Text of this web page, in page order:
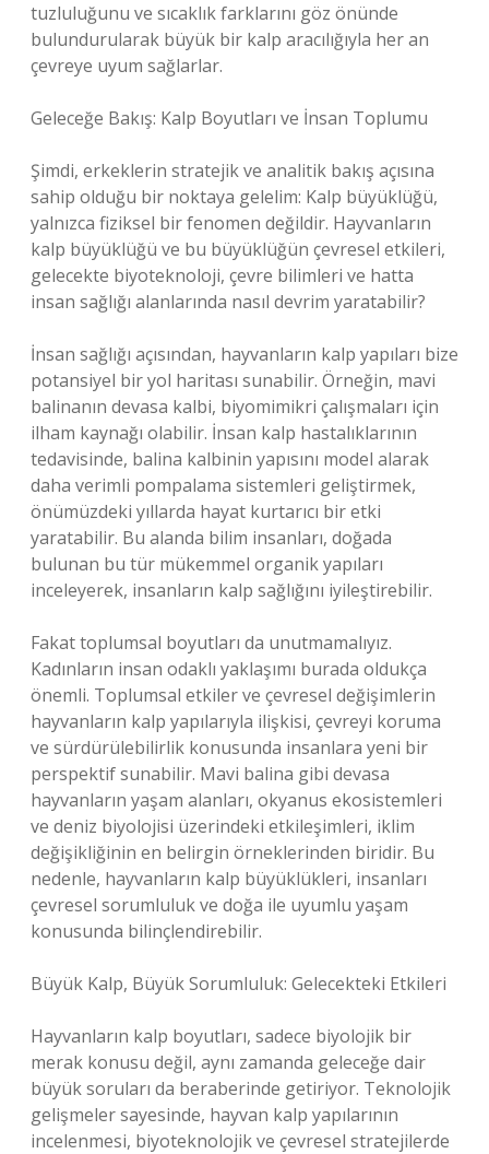
tuzluluğunu ve sıcaklık farklarını göz önünde
bulundurularak büyük bir kalp aracılığıyla her an
çevreye uyum sağlarlar.
Geleceğe Bakış: Kalp Boyutları ve İnsan Toplumu
Şimdi, erkeklerin stratejik ve analitik bakış açısına
sahip olduğu bir noktaya gelelim: Kalp büyüklüğü,
yalnızca fiziksel bir fenomen değildir. Hayvanların
kalp büyüklüğü ve bu büyüklüğün çevresel etkileri,
gelecekte biyoteknoloji, çevre bilimleri ve hatta
insan sağlığı alanlarında nasıl devrim yaratabilir?
İnsan sağlığı açısından, hayvanların kalp yapıları bize
potansiyel bir yol haritası sunabilir. Örneğin, mavi
balinanın devasa kalbi, biyomimikri çalışmaları için
ilham kaynağı olabilir. İnsan kalp hastalıklarının
tedavisinde, balina kalbinin yapısını model alarak
daha verimli pompalama sistemleri geliştirmek,
önümüzdeki yıllarda hayat kurtarıcı bir etki
yaratabilir. Bu alanda bilim insanları, doğada
bulunan bu tür mükemmel organik yapıları
inceleyerek, insanların kalp sağlığını iyileştirebilir.
Fakat toplumsal boyutları da unutmamalıyız.
Kadınların insan odaklı yaklaşımı burada oldukça
önemli. Toplumsal etkiler ve çevresel değişimlerin
hayvanların kalp yapılarıyla ilişkisi, çevreyi koruma
ve sürdürülebilirlik konusunda insanlara yeni bir
perspektif sunabilir. Mavi balina gibi devasa
hayvanların yaşam alanları, okyanus ekosistemleri
ve deniz biyolojisi üzerindeki etkileşimleri, iklim
değişikliğinin en belirgin örneklerinden biridir. Bu
nedenle, hayvanların kalp büyüklükleri, insanları
çevresel sorumluluk ve doğa ile uyumlu yaşam
konusunda bilinçlendirebilir.
Büyük Kalp, Büyük Sorumluluk: Gelecekteki Etkileri
Hayvanların kalp boyutları, sadece biyolojik bir
merak konusu değil, aynı zamanda geleceğe dair
büyük soruları da beraberinde getiriyor. Teknolojik
gelişmeler sayesinde, hayvan kalp yapılarının
incelenmesi, biyoteknolojik ve çevresel stratejilerde